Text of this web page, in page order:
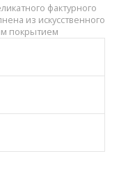
фактурного
из искусственного
покрытием